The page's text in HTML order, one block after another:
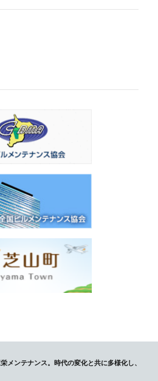
メンテナンス。時代の変化と共に多様化し、